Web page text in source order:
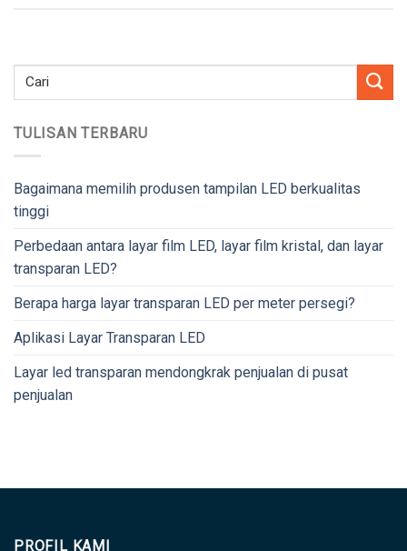
TULISAN TERBARU
Bagaimana memilih produsen tampilan LED berkualitas
tinggi
Perbedaan antara layar film LED, layar film kristal, dan layar
transparan LED?
Berapa harga layar transparan LED per meter persegi?
Aplikasi Layar Transparan LED
Layar led transparan mendongkrak penjualan di pusat
penjualan
PROFIL KAMI